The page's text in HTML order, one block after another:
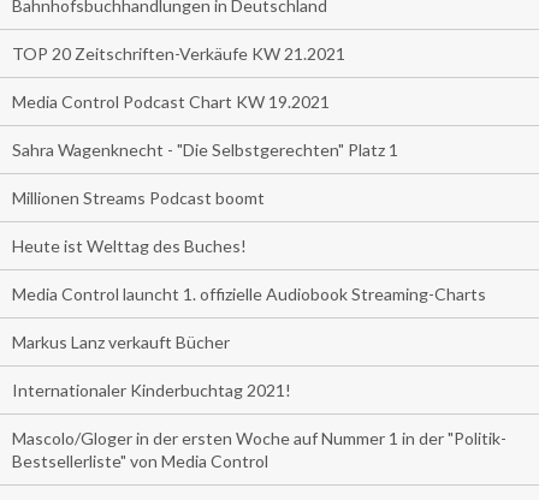
Bahnhofsbuchhandlungen in Deutschland
TOP 20 Zeitschriften-Verkäufe KW 21.2021
Media Control Podcast Chart KW 19.2021
Sahra Wagenknecht - "Die Selbstgerechten" Platz 1
Millionen Streams Podcast boomt
Heute ist Welttag des Buches!
Media Control launcht 1. offizielle Audiobook Streaming-Charts
Markus Lanz verkauft Bücher
Internationaler Kinderbuchtag 2021!
Mascolo/Gloger in der ersten Woche auf Nummer 1 in der "Politik-
Bestsellerliste" von Media Control